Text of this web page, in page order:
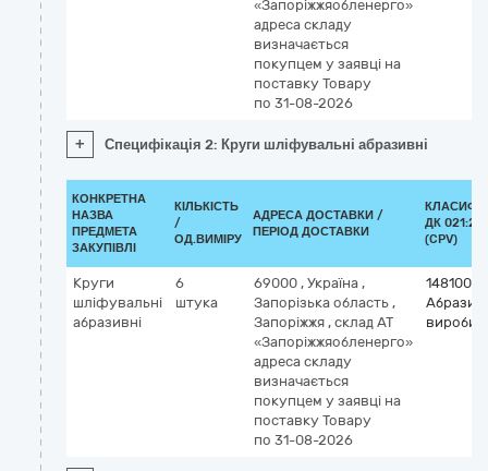
«Запоріжжяобленерго»
адреса складу
визначається
покупцем у заявці на
поставку Товару
по 31-08-2026
+ Специфікація 2: Круги шліфувальні абразивні
КОНКРЕТНА
НАЗВА
ПРЕДМЕТА
ЗАКУПІВЛІ
КІЛЬКІСТЬ
/
ОД.ВИМІРУ
АДРЕСА ДОСТАВКИ /
ПЕРІОД ДОСТАВКИ
ДК
(CPV)
Круги
шліфувальні
абразивні
6
штука
69000 , Україна ,
Запорізька область ,
Запоріжжя , склад АТ
«Запоріжжяобленерго»
адреса складу
визначається
покупцем у заявці на
поставку Товару
по 31-08-2026
вироби